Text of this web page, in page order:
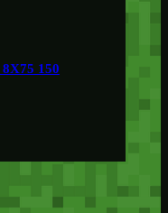
150